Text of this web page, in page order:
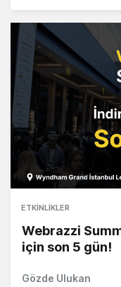
ETKINLIKLER
Webrazzi
için son 5 gün!
Gözde Ulukan